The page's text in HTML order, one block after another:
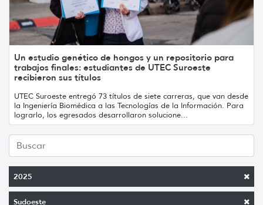
2025
Sudoeste
Un estudio genético de hongos y un repositorio para
trabajos finales: estudiantes de UTEC Suroeste
recibieron sus títulos
UTEC Suroeste entregó 73 títulos de siete carreras, que van desde
la Ingeniería Biomédica a las Tecnologías de la Información. Para
lograrlo, los egresados desarrollaron solucione...